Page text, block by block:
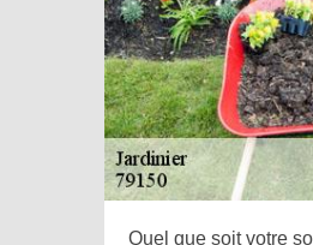
Quel que soit votre